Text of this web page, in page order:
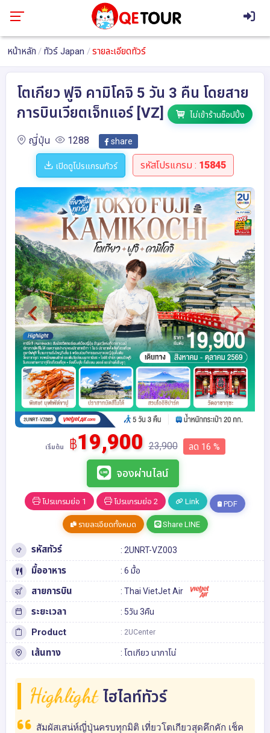
หน้าหลัก ทัวร์ Japan รายละเอียดทัวร์
โตเกียว ฟูจิ คามิโคจิ 5 วัน 3 คืน โดยสาย
การบินเวียตเจ็ทแอร์ [VZ]
ไม่เข้าร้านช็อปปิ้ง
ญี่ปุ่น 1288 share
เปิดดูโปรแกรมทัวร์ รหัสโปรแกรม : 15845
เริ่มต้น ฿19,900 23,900 ลด 16 %
จองผ่านไลน์
โปรแกรมย่อ 1 โปรแกรมย่อ 2 Link PDF
รายละเอียดทั้งหมด Share LINE
รหัสทัวร์ : 2UNRT-VZ003
มื้ออาหาร : 6 มื้อ
สายการบิน : Thai VietJet Air
ระยะเวลา : 5วัน 3คืน
Product : 2UCenter
เส้นทาง : โตเกียว นากาโน่
Highlight ไฮไลท์ทัวร์
สัมผัสเสน่ห์ญี่ปุ่นครบทุกมิติ เที่ยวโตเกียวสุดคึกคัก เช็ค